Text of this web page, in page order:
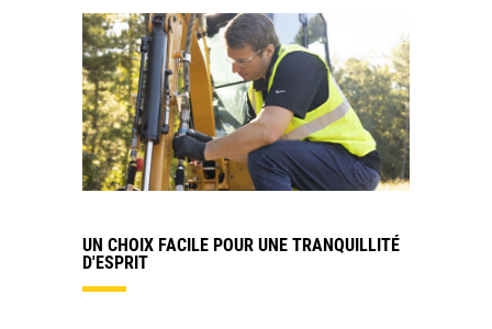
UN CHOIX FACILE POUR UNE TRANQUILLITÉ
D'ESPRIT